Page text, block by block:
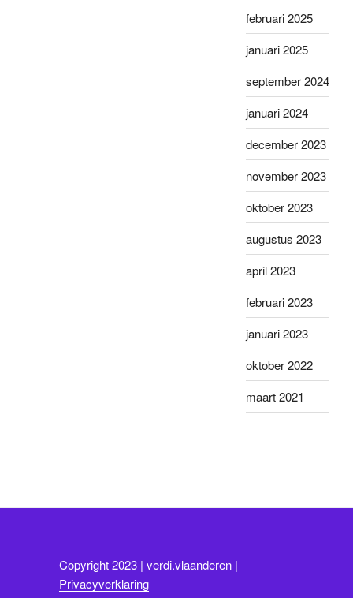
februari 2025
januari 2025
september 2024
januari 2024
december 2023
november 2023
oktober 2023
augustus 2023
april 2023
februari 2023
januari 2023
oktober 2022
maart 2021
Copyright 2023 | verdi.vlaanderen |
Privacyverklaring